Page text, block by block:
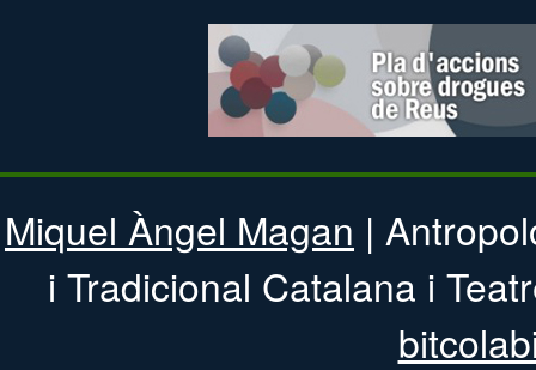
Miquel Àngel Magan |
i Tradicional